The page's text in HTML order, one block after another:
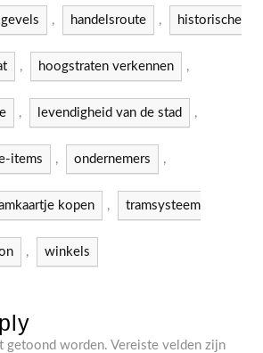
gevels , handelsroute , historische
, hoogstraten verkennen ,
, levendigheid van de stad ,
items , ondernemers ,
kopen , tramsysteem
, winkels
getoond worden. Vereiste velden zijn